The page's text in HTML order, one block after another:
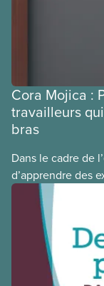
Cora Mojica :
travailleurs
bras
Dans le cadre de
d’apprendre des
autochtones,
leurs réussites,
du Comité
Conseil national
mois-ci présente
national pour la